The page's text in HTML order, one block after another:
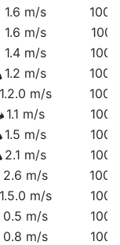
1.6 m/s
1.6 m/s
1.4 m/s
1.2 m/s
m/s
1.1 m/s
1.5 m/s
2.1 m/s
m/s
m/s
0.5 m/s
0.8 m/s